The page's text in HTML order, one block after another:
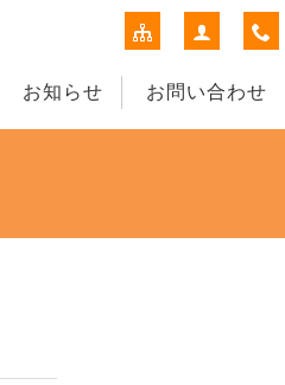
お知らせ お問い合わせ